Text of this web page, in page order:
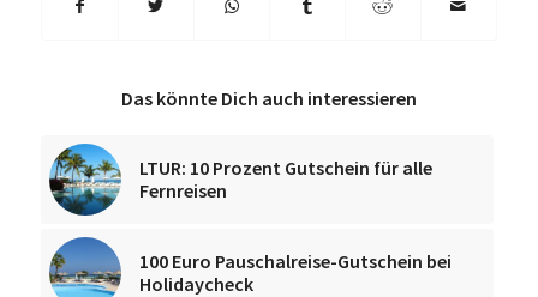
Das könnte Dich auch interessieren
LTUR: 10 Prozent Gutschein für alle
Fernreisen
100 Euro Pauschalreise-Gutschein bei
Holidaycheck